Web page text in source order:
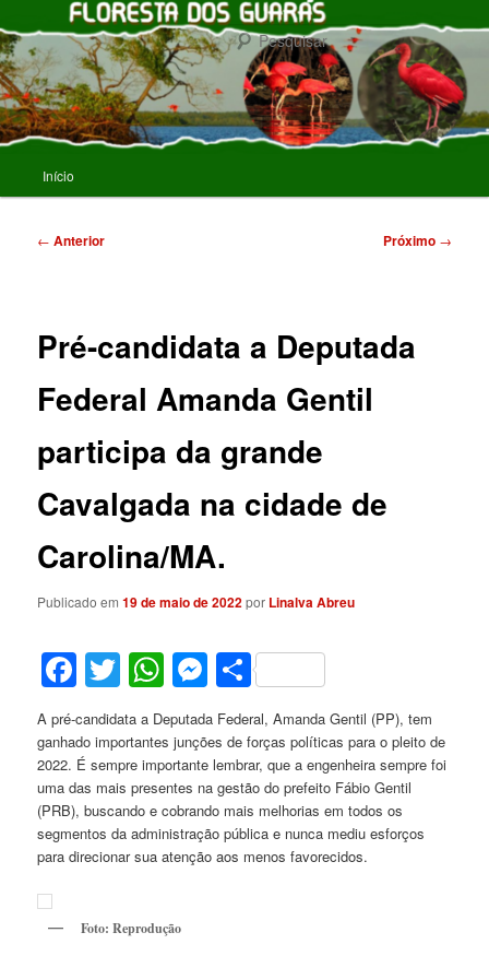
para
o
conteúdo
principalFLORESTA DOS GUARAS
principal
Início
Navegação
← Anterior Próximo →
Pré-candidata a Deputada
Federal Amanda Gentil
participa da grande
Cavalgada na cidade de
Carolina/MA.
Publicado em19 de maio de 2022por Linalva Abreu
Facebook
Twitter
WhatsApp
Messenger
Share
A pré-candidata a Deputada Federal, Amanda Gentil (PP), tem
ganhado importantes junções de forças políticas para o pleito de
2022. É sempre importante lembrar, que a engenheira sempre foi
uma das mais presentes na gestão do prefeito Fábio Gentil
(PRB), buscando e cobrando mais melhorias em todos os
segmentos da administração pública e nunca mediu esforços
para direcionar sua atenção aos menos favorecidos.
Foto: Reprodução